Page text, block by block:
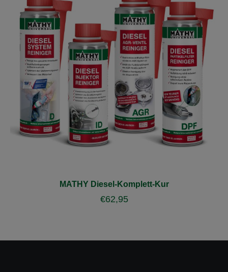
MATHY Diesel-Komplett-Kur
€62,95